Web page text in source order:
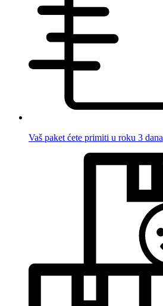
Vaš paket ćete primiti u roku 3 dana